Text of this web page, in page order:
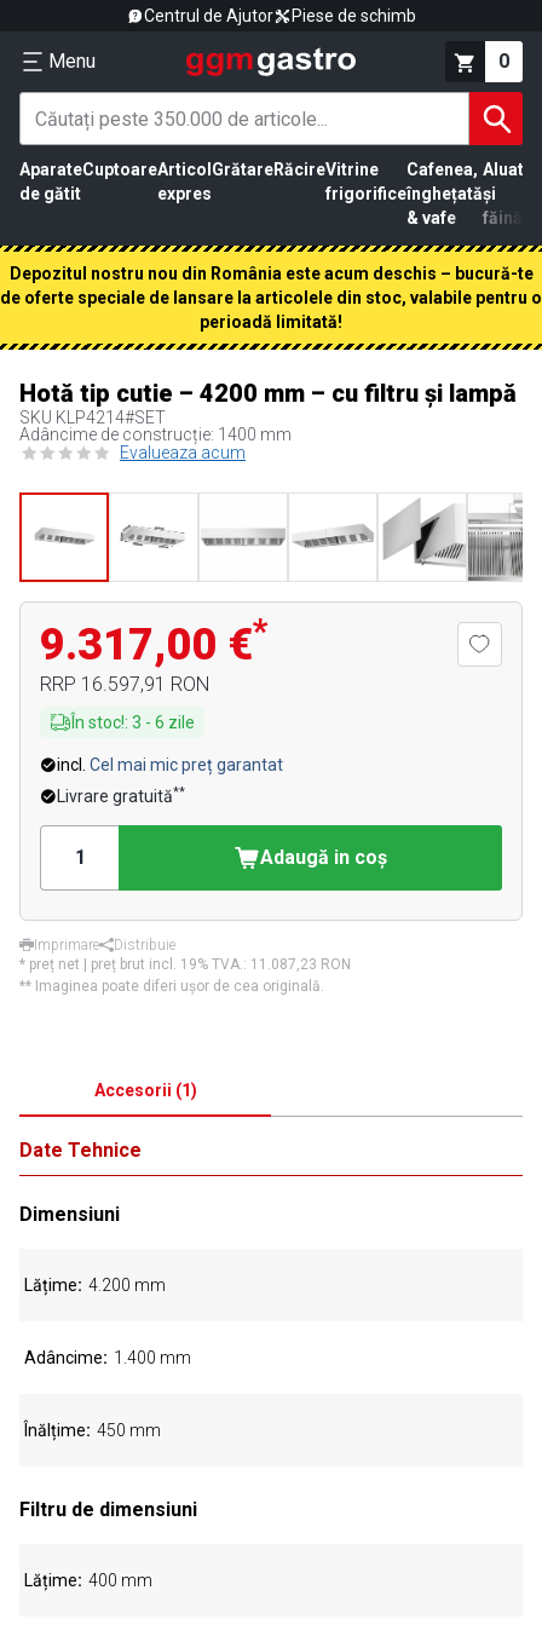
Centrul de Ajutor Piese de schimb
Menu 0
Aparate
de gătit
CuptoareArticol
expres
GrătareRăcireVitrine
frigorifice
Cafenea,
înghețată
& vafe
Aluat
și
făină
Depozitul nostru nou din România este acum deschis – bucură-te
de oferte speciale de lansare la articolele din stoc, valabile pentru o
perioadă limitată!
Hotă tip cutie – 4200 mm – cu filtru și lampă
SKU KLP4214#SET
Adâncime de construcție: 1400 mm
Evalueaza acum
9.317,00 €*
RRP 16.597,91 RON
În stoc!: 3 - 6 zile
incl. Cel mai mic preț garantat
Livrare gratuită**
Adaugă in coş
Imprimare
Distribuie
* preț net | preț brut incl. 19% TVA.: 11.087,23 RON
** Imaginea poate diferi ușor de cea originală.
Accesorii (1)
Date Tehnice
Dimensiuni
Lățime 4.200 mm
Adâncime 1.400 mm
Înălțime 450 mm
Filtru de dimensiuni
Lățime 400 mm